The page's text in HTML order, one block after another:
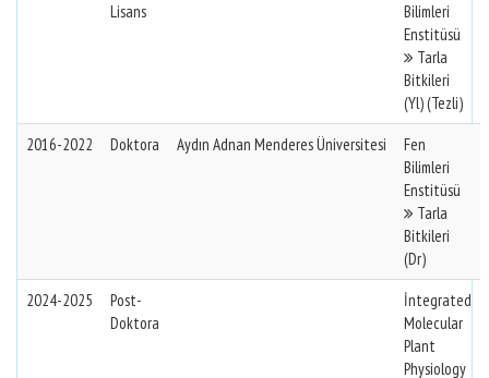
Lisans
Bilimleri
Enstitüsü
Tarla
Bitkileri
(Yl) (Tezli)
2016-2022
Doktora Aydın Adnan Menderes Üniversitesi
Fen
Bilimleri
Enstitüsü
Tarla
Bitkileri
(Dr)
2024-2025
Post-
Doktora
İntegrated
Molecular
Plant
Physiology